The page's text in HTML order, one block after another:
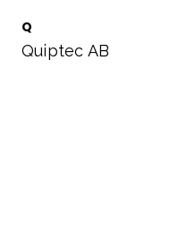
Q
Quiptec AB